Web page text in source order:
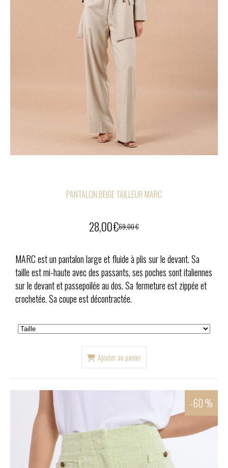
PANTALON BEIGE TAILLEUR MARC
28,00€69,00€
MARC est un pantalon large et fluide à plis sur le devant. Sa
taille est mi-haute avec des passants, ses poches sont italiennes
sur le devant et passepoilée au dos. Sa fermeture est zippée et
crochetée. Sa coupe est décontractée.
Ajouter au panier
-60 %